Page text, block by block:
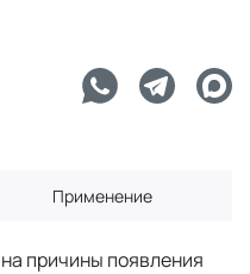
Применение
причины появления